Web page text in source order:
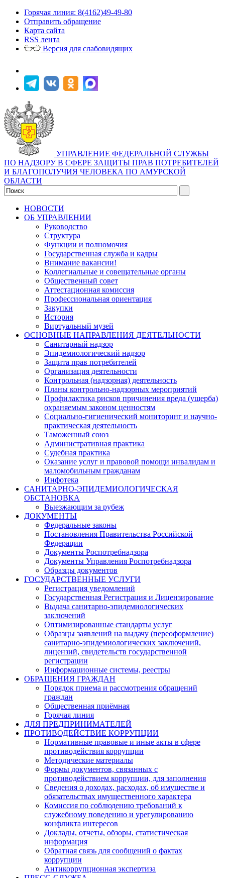
Горячая линия: 8(4162)49-49-80
Отправить обращение
Карта сайта
RSS лента
Версия для слабовидящих
УПРАВЛЕНИЕ ФЕДЕРАЛЬНОЙ СЛУЖБЫ
ПО НАДЗОРУ В СФЕРЕ ЗАЩИТЫ ПРАВ ПОТРЕБИТЕЛЕЙ
И БЛАГОПОЛУЧИЯ ЧЕЛОВЕКА ПО АМУРСКОЙ
ОБЛАСТИ
НОВОСТИ
ОБ УПРАВЛЕНИИ
Руководство
Структура
Функции и полномочия
Государственная служба и кадры
Внимание вакансии!
Коллегиальные и совещательные органы
Общественный совет
Аттестационная комиссия
Профессиональная ориентация
Закупки
История
Виртуальный музей
ОСНОВНЫЕ НАПРАВЛЕНИЯ ДЕЯТЕЛЬНОСТИ
Санитарный надзор
Эпидемиологический надзор
Защита прав потребителей
Организация деятельности
Контрольная (надзорная) деятельность
Планы контрольно-надзорных мероприятий
Профилактика рисков причинения вреда (ущерба)
охраняемым законом ценностям
Социально-гигиенический мониторинг и научно-
практическая деятельность
Таможенный союз
Административная практика
Судебная практика
Оказание услуг и правовой помощи инвалидам и
маломобильным гражданам
Инфотека
САНИТАРНО-ЭПИДЕМИОЛОГИЧЕСКАЯ
ОБСТАНОВКА
Выезжающим за рубеж
ДОКУМЕНТЫ
Федеральные законы
Постановления Правительства Российской
Федерации
Документы Роспотребнадзора
Документы Управления Роспотребнадзора
Образцы документов
ГОСУДАРСТВЕННЫЕ УСЛУГИ
Регистрация уведомлений
Государственная Регистрация и Лицензирование
Выдача санитарно-эпидемиологических
заключений
Оптимизированные стандарты услуг
Образцы заявлений на выдачу (переоформление)
санитарно-эпидемиологических заключений,
лицензий, свидетельств государственной
регистрации
Информационные системы, реестры
ОБРАЩЕНИЯ ГРАЖДАН
Порядок приема и рассмотрения обращений
граждан
Общественная приёмная
Горячая линия
ДЛЯ ПРЕДПРИНИМАТЕЛЕЙ
ПРОТИВОДЕЙСТВИЕ КОРРУПЦИИ
Нормативные правовые и иные акты в сфере
противодействия коррупции
Методические материалы
Формы документов, связанных с
противодействием коррупции, для заполнения
Сведения о доходах, расходах, об имуществе и
обязательствах имущественного характера
Комиссия по соблюдению требований к
служебному поведению и урегулированию
конфликта интересов
Доклады, отчеты, обзоры, статистическая
информация
Обратная связь для сообщений о фактах
коррупции
Антикоррупционная экспертиза